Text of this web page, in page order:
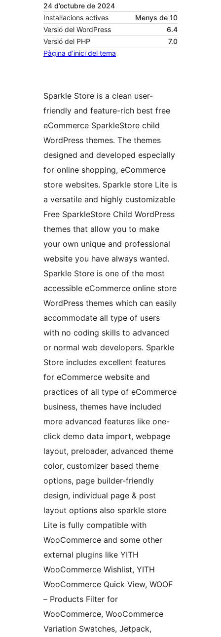
24 d’octubre de 2024
Instal·lacions actives
Menys de 10
Versió del WordPress
6.4
Versió del PHP
7.0
Pàgina d’inici del tema
Sparkle Store is a clean user-
friendly and feature-rich best free
eCommerce SparkleStore child
WordPress themes. The themes
designed and developed especially
for online shopping, eCommerce
store websites. Sparkle store Lite is
a versatile and highly customizable
Free SparkleStore Child WordPress
themes that allow you to make
your own unique and professional
website you have always wanted.
Sparkle Store is one of the most
accessible eCommerce online store
WordPress themes which can easily
accommodate all type of users
with no coding skills to advanced
or normal web developers. Sparkle
Store includes excellent features
for eCommerce website and
practices of all type of eCommerce
business, themes have included
more advanced features like one-
click demo data import, webpage
layout, preloader, advanced theme
color, customizer based theme
options, page builder-friendly
design, individual page & post
layout options also sparkle store
Lite is fully compatible with
WooCommerce and some other
external plugins like YITH
WooCommerce Wishlist, YITH
WooCommerce Quick View, WOOF
– Products Filter for
WooCommerce, WooCommerce
Variation Swatches, Jetpack,